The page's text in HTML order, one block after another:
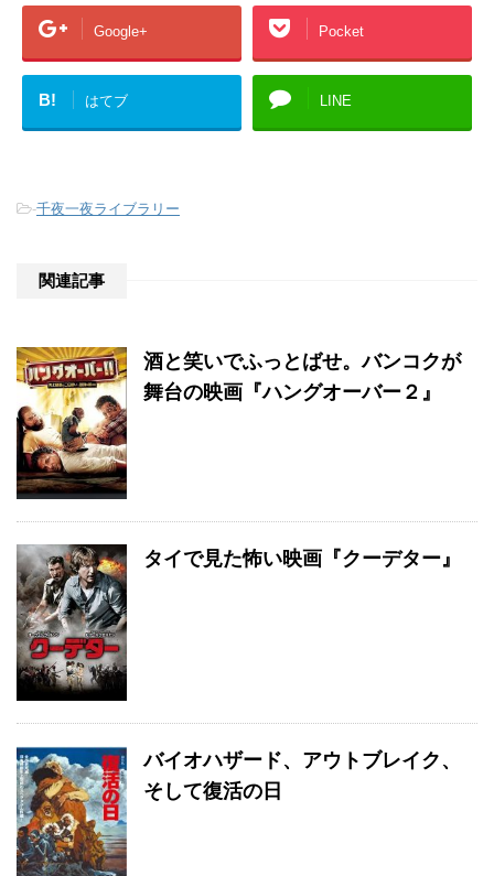
Google+ Pocket
B! はてブ LINE
-千夜一夜ライブラリー
関連記事
酒と笑いでふっとばせ。バンコクが
舞台の映画『ハングオーバー２』
タイで見た怖い映画『クーデター』
バイオハザード、アウトブレイク、
そして復活の日